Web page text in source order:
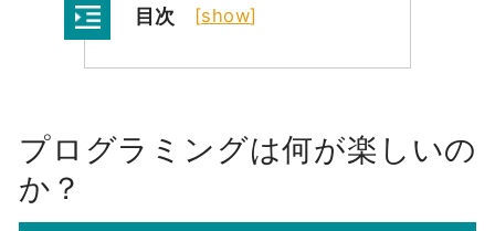
目次 [show]
プログラミングは何が楽しいの
か？